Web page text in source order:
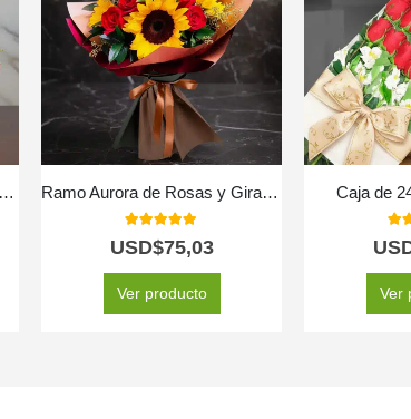
Arreglo Floral EMILIA: Delicadeza en 30 Rosas Blush Frescas 💐 Ramo Aurora de Rosas y Girasoles | Ilumina el Día con Amor 💖
out of 5
USD$75,03
Ver producto
Caja de
Ver